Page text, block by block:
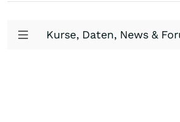
Kurse, Daten, News &